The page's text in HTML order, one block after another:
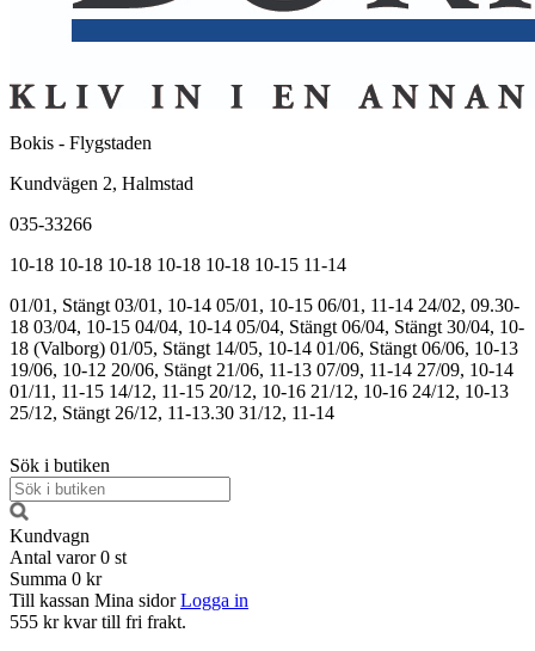
Bokis - Flygstaden
Kundvägen 2, Halmstad
035-33266
10-18 10-18 10-18 10-18 10-18 10-15 11-14
01/01, Stängt 03/01, 10-14 05/01, 10-15 06/01, 11-14 24/02, 09.30-
18 03/04, 10-15 04/04, 10-14 05/04, Stängt 06/04, Stängt 30/04, 10-
18 (Valborg) 01/05, Stängt 14/05, 10-14 01/06, Stängt 06/06, 10-13
19/06, 10-12 20/06, Stängt 21/06, 11-13 07/09, 11-14 27/09, 10-14
01/11, 11-15 14/12, 11-15 20/12, 10-16 21/12, 10-16 24/12, 10-13
25/12, Stängt 26/12, 11-13.30 31/12, 11-14
Sök i butiken
Kundvagn
Antal varor 0 st
Summa 0 kr
Till kassan Mina sidor Logga in
555 kr kvar till fri frakt.